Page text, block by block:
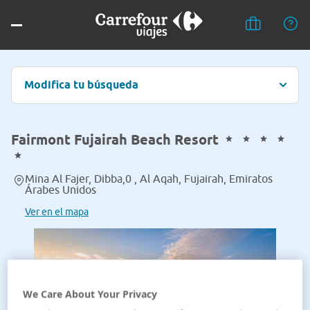
Modifica tu búsqueda
Fairmont Fujairah Beach Resort
Mina Al Fajer, Dibba,0 , Al Aqah, Fujairah, Emiratos
Árabes Unidos
Ver en el mapa
We Care About Your Privacy